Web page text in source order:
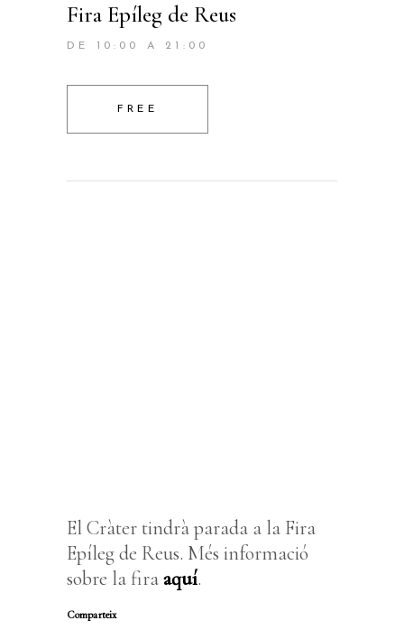
Fira Epíleg de Reus
DE 10:00 A 21:00
FREE
El Cràter tindrà parada a la Fira
Epíleg de Reus. Més informació
sobre la firaaquí.
Comparteix